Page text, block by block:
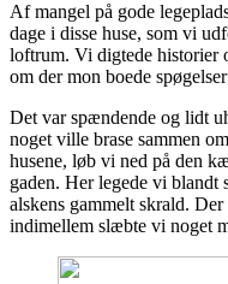
Af mangel på gode
dage i disse huse, som vi
loftrum. Vi digtede historier
om der mon boede
Det var spændende og lidt
noget ville brase sammen
husene, løb vi ned på den
gaden. Her legede vi blandt
alskens gammelt skrald.
indimellem slæbte vi noget